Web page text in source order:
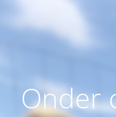
Onder